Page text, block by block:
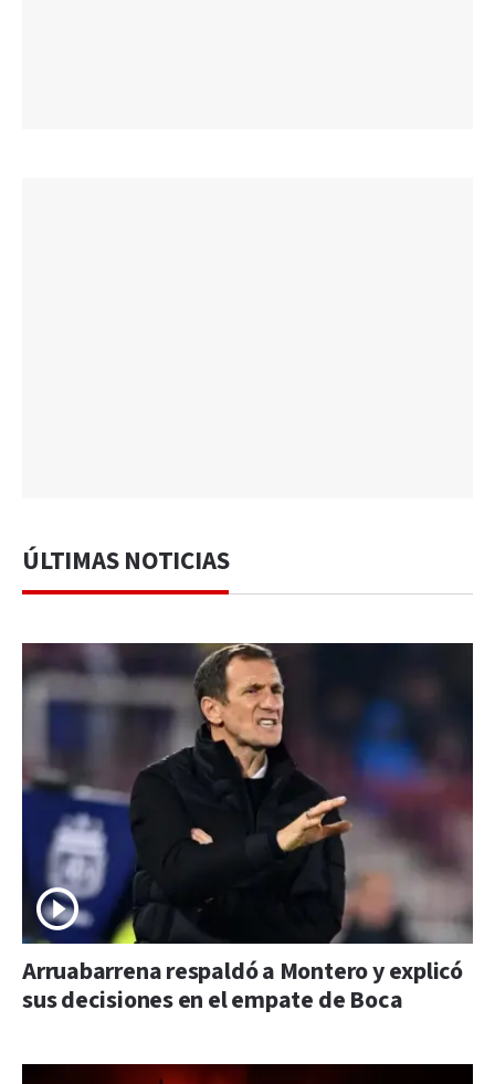
ÚLTIMAS NOTICIAS
Arruabarrena respaldó a Montero y explicó
sus decisiones en el empate de Boca